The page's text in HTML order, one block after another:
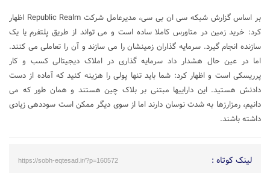
بر اساس گزارش شبکه سی ان بی سی، مدیرعامل شرکت Republic Realm اظهار
کرد:‌ خرید زمین در متاورس کاملا ساده است و می تواند از طریق پلتفرم یا یک
سازنده انجام گیرد. سرمایه گذاران زمینشان را می سازند و آن را تعاملی می کنند.
اما در عین حال هشدار داد سرمایه گذاری در املاک دیجیتالی کسب و کار
پرریسکی است و اظهار کرد: شما باید تنها پولی را هزینه کنید که آماده از دست
دادنش هستید. این داراییها مبتنی بر بلاک چین هستند و همان طور که می
دانیم، رمزارزها به شدت نوسان دارند اما از سوی دیگر ممکن است سوددهی زیادی
داشته باشند.
لینک کوتاه : https://sobh-eqtesad.ir/?p=160572